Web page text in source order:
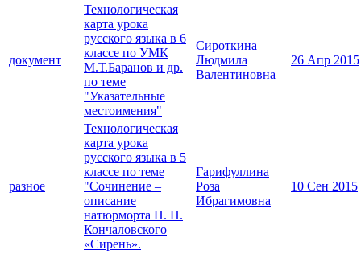
документ
Технологическая
карта урока
русского языка в 6
классе по УМК
М.Т.Баранов и др.
по теме
"Указательные
местоимения"
Сироткина
Людмила
Валентиновна
26 Апр 2015
разное
Технологическая
карта урока
русского языка в 5
классе по теме
"Сочинение –
описание
натюрморта П. П.
Кончаловского
«Сирень».
Гарифуллина
Роза
Ибрагимовна
10 Сен 2015